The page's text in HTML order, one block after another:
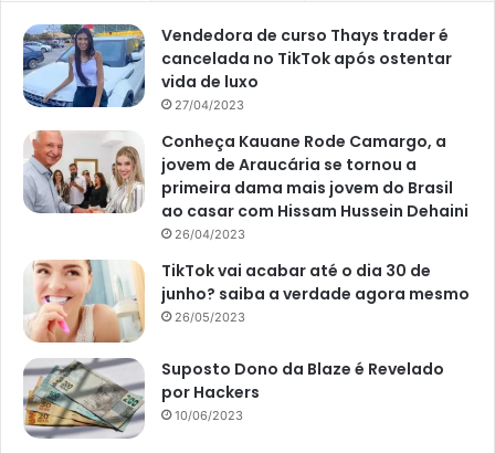
Vendedora de curso Thays trader é
cancelada no TikTok após ostentar
vida de luxo
27/04/2023
Conheça Kauane Rode Camargo, a
jovem de Araucária se tornou a
primeira dama mais jovem do Brasil
ao casar com Hissam Hussein Dehaini
26/04/2023
TikTok vai acabar até o dia 30 de
junho? saiba a verdade agora mesmo
26/05/2023
Suposto Dono da Blaze é Revelado
por Hackers
10/06/2023